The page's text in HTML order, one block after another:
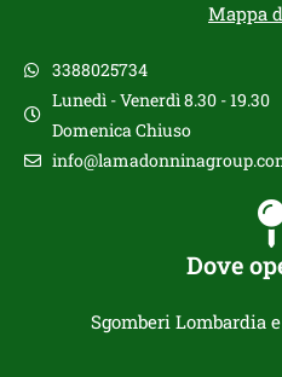
Mappa
3388025734
Lunedì - Venerdì 8.30 - 19.30
Domenica Chiuso
Dove
Sgomberi Lombardia